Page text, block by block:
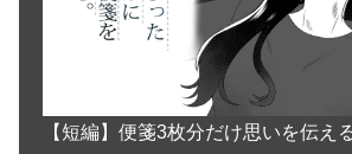
【短編】便箋3枚分だけ思いを伝え